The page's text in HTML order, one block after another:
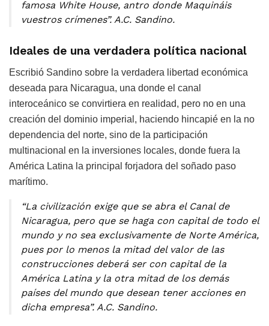
famosa White House, antro donde Maquináis
vuestros crímenes”. A.C. Sandino.
Ideales de una verdadera política nacional
Escribió Sandino sobre la verdadera libertad económica
deseada para Nicaragua, una donde el canal
interoceánico se convirtiera en realidad, pero no en una
creación del dominio imperial, haciendo hincapié en la no
dependencia del norte, sino de la participación
multinacional en la inversiones locales, donde fuera la
América Latina la principal forjadora del soñado paso
marítimo.
“La civilización exige que se abra el Canal de
Nicaragua, pero que se haga con capital de todo el
mundo y no sea exclusivamente de Norte América,
pues por lo menos la mitad del valor de las
construcciones deberá ser con capital de la
América Latina y la otra mitad de los demás
países del mundo que desean tener acciones en
dicha empresa”. A.C. Sandino.